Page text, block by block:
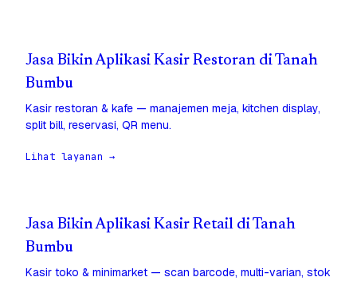
Jasa Bikin Aplikasi Kasir Restoran di Tanah
Bumbu
Kasir restoran & kafe — manajemen meja, kitchen display,
split bill, reservasi, QR menu.
Lihat layanan →
Jasa Bikin Aplikasi Kasir Retail di Tanah
Bumbu
Kasir toko & minimarket — scan barcode, multi-varian, stok